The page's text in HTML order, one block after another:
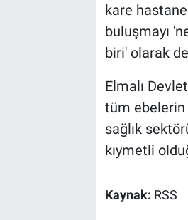
kare
buluşmayı
biri' olarak
Elmalı
tüm ebelerin
sağlık
kıymetli
Kaynak: RSS